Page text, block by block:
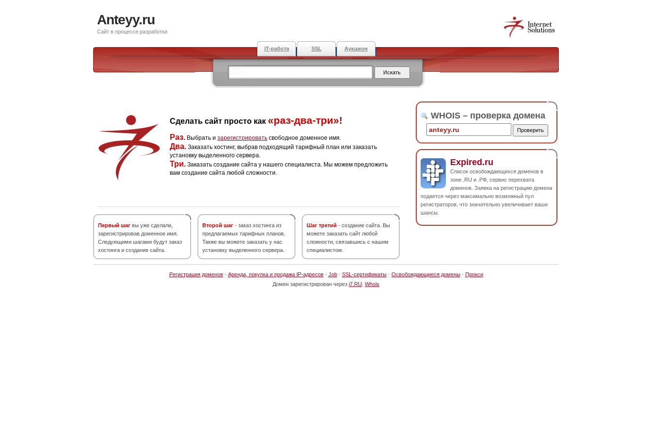
Anteyy.ru
Сайт в процессе разработки
IT-работа SSL Аукцион
Сделать сайт просто как «раз-два-три»!
Раз. Выбрать и зарегистрировать свободное доменное имя.
Два. Заказать хостинг, выбрав подходящий тарифный план или заказать
установку выделенного сервера.
Три. Заказать создание сайта у нашего специалиста. Мы можем предложить
вам создание сайта любой сложности.
Первый шаг вы уже сделали,
зарегистрировав доменное имя.
Следующими шагами будут заказ
хостинга и создание сайта.
Второй шаг - заказ хостинга из
предлагаемых тарифных планов.
Также вы можете заказать у нас
установку выделенного сервера.
Шаг третий - создание сайта. Вы
можете заказать сайт любой
сложности, связавшись с нашим
специалистом.
WHOIS – проверка домена
Expired.ru
Список освобождающихся доменов в
зоне .RU и .РФ, сервис перехвата
доменов. Заявка на регистрацию домена
подается через максимально возможный пул
регистраторов, что значительно увеличивает ваши
шансы.
Регистрация доменов· Аренда, покупка и продажа IP-адресов· Job· SSL-сертификаты· Освобождающиеся домены· Прокси
Домен зарегистрирован через i7.RU Whois